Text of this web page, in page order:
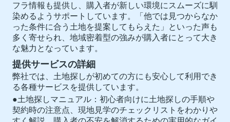
フラ情報も提供し、購入者が新しい環境にスムーズに馴
染めるようサポートしています。「他では見つからなか
った条件に合う土地を提案してもらえた」といった声も
多く寄せられ、地域密着型の強みが購入者にとって大き
な魅力となっています。
提供サービスの詳細
弊社では、土地探しが初めての方にも安心して利用でき
る各種サービスを提供しています。
●土地探しマニュアル：初心者向けに土地探しの手順や
契約時の注意点、現地見学のチェックリストをわかりや